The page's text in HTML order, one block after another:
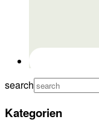
search
Kategorien